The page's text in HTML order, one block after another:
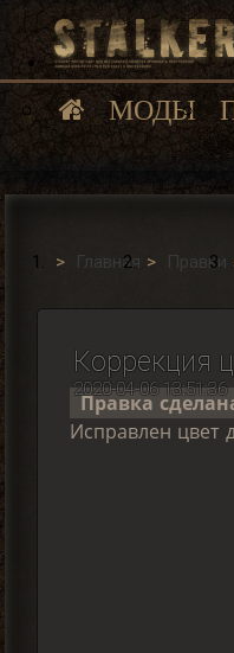
МОДЫ
Главная Правки
Коррекция
2020-04-06 13:51:36
Правка
Исправлен цвет